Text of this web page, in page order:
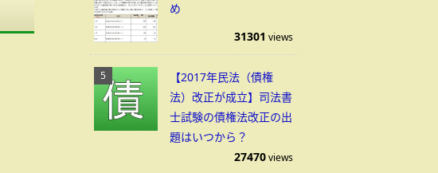
め
31301 views
【2017年民法（債権
法）改正が成立】司法書
士試験の債権法改正の出
題はいつから？
27470views